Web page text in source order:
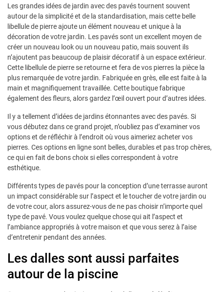
Les grandes idées de jardin avec des pavés tournent souvent
autour de la simplicité et de la standardisation, mais cette belle
libellule de pierre ajoute un élément nouveau et unique à la
décoration de votre jardin. Les pavés sont un excellent moyen de
créer un nouveau look ou un nouveau patio, mais souvent ils
n’ajoutent pas beaucoup de plaisir décoratif à un espace extérieur.
Cette libellule de pierre se retourne et fera de vos pierres la pièce la
plus remarquée de votre jardin. Fabriquée en grès, elle est faite à la
main et magnifiquement travaillée. Cette boutique fabrique
également des fleurs, alors gardez l’œil ouvert pour d’autres idées.
Il y a tellement d’idées de jardins étonnantes avec des pavés. Si
vous débutez dans ce grand projet, n’oubliez pas d’examiner vos
options et de réfléchir à l’endroit où vous aimeriez acheter vos
pierres. Ces options en ligne sont belles, durables et pas trop chères,
ce qui en fait de bons choix si elles correspondent à votre
esthétique.
Différents types de pavés pour la conception d’une terrasse auront
un impact considérable sur l’aspect et le toucher de votre jardin ou
de votre cour, alors assurez-vous de ne pas choisir n’importe quel
type de pavé. Vous voulez quelque chose qui ait l’aspect et
l’ambiance appropriés à votre maison et que vous serez à l’aise
d’entretenir pendant des années.
Les dalles sont aussi parfaites
autour de la piscine